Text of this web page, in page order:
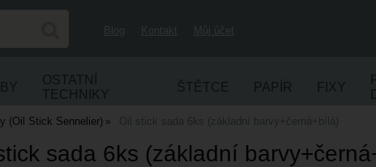
Blog Kontakt Můj účet
OSTATNÍ
TECHNIKY
ŠTĚTCE PAPÍR FIXY
(Oil Stick Sennelier) Oil stick sada 6ks (základní barvy+černá+bílá)
sada 6ks (základní